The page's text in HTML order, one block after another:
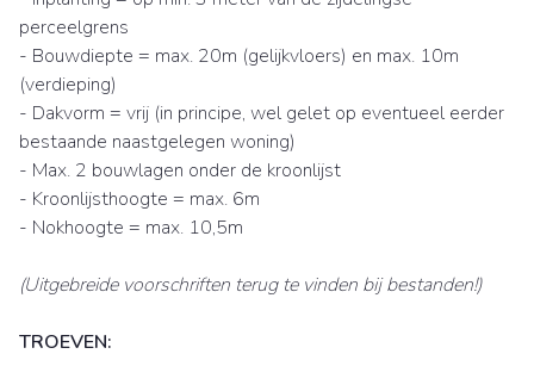
perceelgrens
- Bouwdiepte = max. 20m (gelijkvloers) en max. 10m
(verdieping)
- Dakvorm = vrij (in principe, wel gelet op eventueel eerder
bestaande naastgelegen woning)
- Max. 2 bouwlagen onder de kroonlijst
- Kroonlijsthoogte = max. 6m
- Nokhoogte = max. 10,5m
(Uitgebreide voorschriften terug te vinden bij bestanden!)
TROEVEN: